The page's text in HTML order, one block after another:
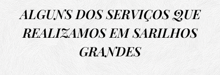
ALGUNS DOS SERVIÇOS QUE
REALIZAMOS EM SARILHOS
GRANDES